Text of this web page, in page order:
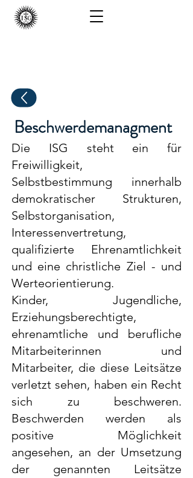
Beschwerdemanagment
Die ISG steht ein für
Freiwilligkeit,
Selbstbestimmung innerhalb
demokratischer Strukturen,
Selbstorganisation,
Interessenvertretung,
qualifizierte Ehrenamtlichkeit
und eine christliche Ziel - und
Werteorientierung.
Kinder, Jugendliche,
Erziehungsberechtigte,
ehrenamtliche und berufliche
Mitarbeiterinnen und
Mitarbeiter, die diese Leitsätze
verletzt sehen, haben ein Recht
sich zu beschweren.
Beschwerden werden als
positive Möglichkeit
angesehen, an der Umsetzung
der genannten Leitsätze